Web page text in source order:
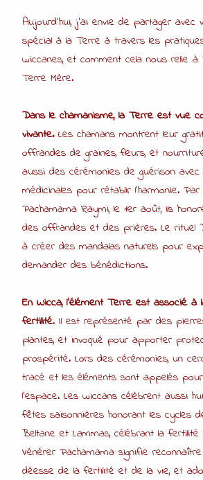
Aujourd’hui, j’ai envie de partager avec
spécial à la Terre à travers les
wiccanes, et comment cela nous relie à
Terre Mère.
Dans le chamanisme, la Terre est vue
vivante.Les chamans montrent leur
offrandes de graines, fleurs, et
aussi des cérémonies de guérison
médicinales pour rétablir l’harmonie.
Pachamama Raymi, le 1er août, ils
des offrandes et des prières. Le rituel
à créer des mandalas naturels pour
demander des bénédictions.
En Wicca, l’élément Terre est associé
fertilité. Il est représenté par des
plantes, et invoqué pour apporter
prospérité. Lors des cérémonies, un
tracé et les éléments sont appelés
l’espace. Les wiccans célèbrent aussi
fêtes saisonnières honorant les cycles
Beltane et Lammas, célébrant la
Vénérer Pachamama signifie
déesse de la fertilité et de la vie, et